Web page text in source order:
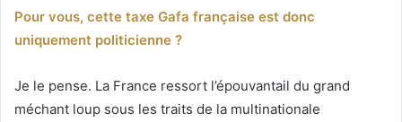
Pour vous, cette taxe Gafa française est donc
uniquement politicienne ?
Je le pense. La France ressort l’épouvantail du grand
méchant loup sous les traits de la multinationale